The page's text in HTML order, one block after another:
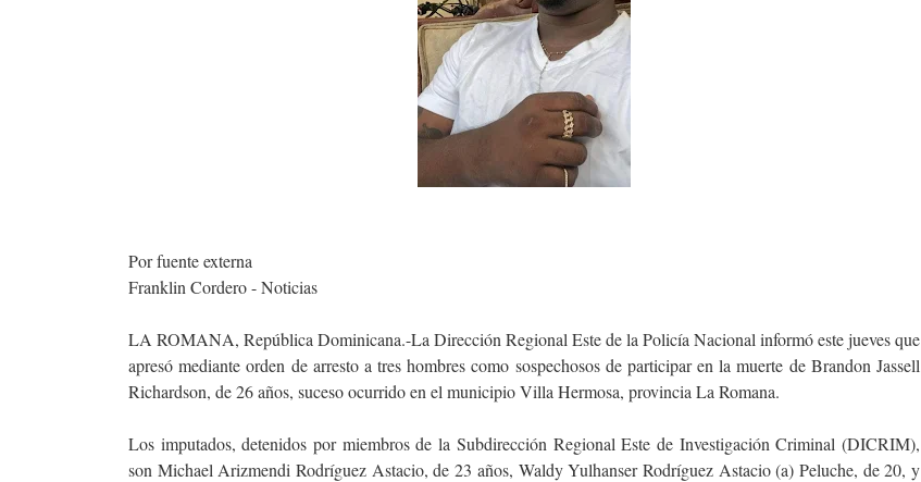
Por fuente externa
Franklin Cordero - Noticias
LA ROMANA, República Dominicana.-La Dirección Regional Este de la Policía Nacional informó este jueves que
apresó mediante orden de arresto a tres hombres como sospechosos de participar en la muerte de Brandon Jassell
Richardson, de 26 años, suceso ocurrido en el municipio Villa Hermosa, provincia La Romana.
Los imputados, detenidos por miembros de la Subdirección Regional Este de Investigación Criminal (DICRIM),
son Michael Arizmendi Rodríguez Astacio, de 23 años, Waldy Yulhanser Rodríguez Astacio (a) Peluche, de 20, y